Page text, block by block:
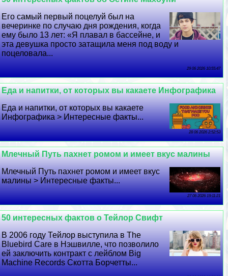
Его самый первый поцелуй был на
вечеринке по случаю дня рождения, когда
ему было 13 лет: «Я плавал в бассейне, и
эта дeвyшка просто затащила меня под воду и
поцеловала...
29 06 2026 10:55:47
Еда и напитки, от которых вы какаете Инфографика
Еда и напитки, от которых вы какаете
Инфографика > Интересные факты...
28 06 2026 2:52:53
Млечный Путь пахнет ромом и имеет вкус малины
Млечный Путь пахнет ромом и имеет вкус
малины > Интересные факты...
27 06 2026 19:11:21
50 интересных фактов о Тейлор Свифт
В 2006 году Тейлор выступила в The
Bluebird Care в Нэшвилле, что позволило
ей заключить контpaкт с лейблом Big
Machine Records Скотта Борчетты...